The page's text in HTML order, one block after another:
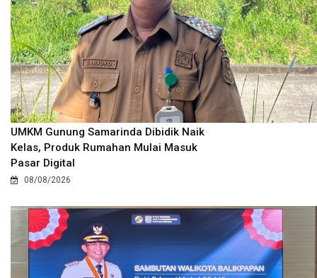
UMKM Gunung Samarinda Dibidik Naik
Kelas, Produk Rumahan Mulai Masuk
Pasar Digital
08/08/2026